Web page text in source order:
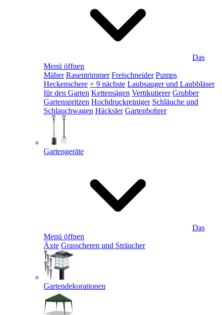
Das
Menü öffnen
Mäher Rasentrimmer Freischneider Pumps
Heckenschere + 9 nächste Laubsauger und Laubbläser
für den Garten Kettensägen Vertikutierer Grubber
Gartenspritzen Hochdruckreiniger Schläuche und
Schlauchwagen Häcksler Gartenbohrer
Gartengeräte
Das
Menü öffnen
Äxte Grasscheren und Sträucher
Gartendekorationen